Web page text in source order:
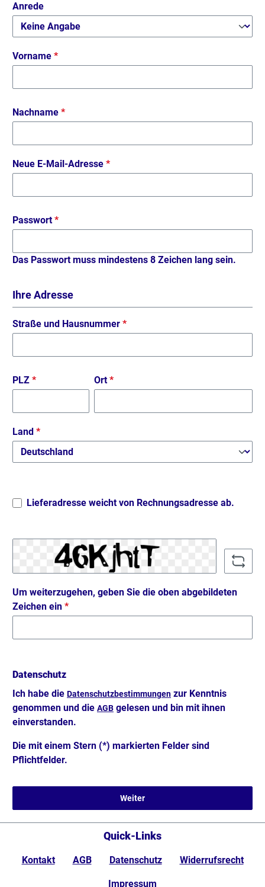
Persönliche Informationen
Anrede
Vorname *
Nachname *
Neue E-Mail-Adresse *
Passwort*
Das Passwort muss mindestens 8 Zeichen lang sein.
Ihre Adresse
Straße und Hausnummer *
PLZ * Ort*
Land *
Lieferadresse weicht von Rechnungsadresse ab.
Um weiterzugehen, geben Sie die oben abgebildeten
Zeichen ein *
Datenschutz
Ich habe die Datenschutzbestimmungen zur Kenntnis
genommen und die AGB gelesen und bin mit ihnen
einverstanden.
Die mit einem Stern (*) markierten Felder sind
Pflichtfelder.
Weiter
Quick-Links
Kontakt AGB Datenschutz Widerrufsrecht
Impressum